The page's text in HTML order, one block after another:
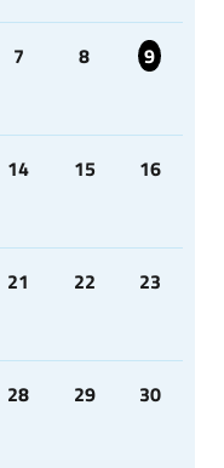
7 8 9
14 15 16
21 22 23
28 29 30